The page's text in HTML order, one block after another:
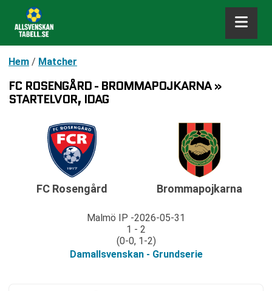
Hem / Matcher
FC ROSENGÅRD - BROMMAPOJKARNA »
STARTELVOR, IDAG
FC Rosengård
Malmö IP 2026-05-31
1 - 2
(0-0, 1-2)
Damallsvenskan - Grundserie
Brommapojkarna